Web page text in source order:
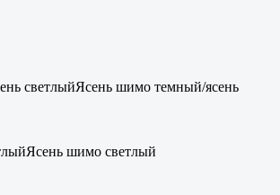
Ясень шимо темный/ясень
Ясень шимо светлый